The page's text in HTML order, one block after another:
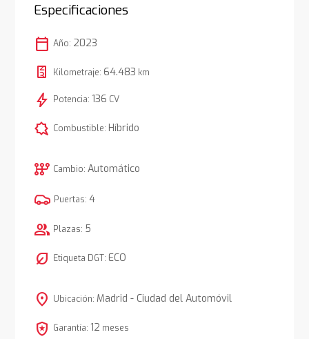
Especificaciones
calendar_today Año: 2023
Kilometraje: 64.483 km
bolt Potencia: 136 CV
comic_bubble Combustible: Híbrido
auto_transmission Cambio: Automático
Puertas: 4
group Plazas: 5
nest_eco_leaf Etiqueta DGT: ECO
location_on Ubicación: Madrid - Ciudad del Automóvil
local_police Garantía: 12 meses